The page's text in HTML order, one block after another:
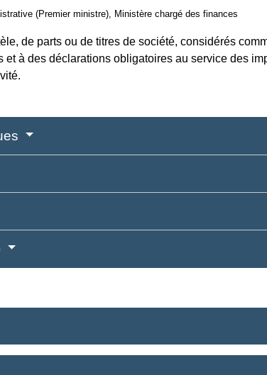
(Premier ministre), Ministère chargé des finances
de parts ou de titres de société, considérés
à des déclarations obligatoires au service des